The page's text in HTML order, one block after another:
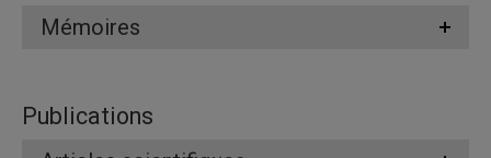
Mémoires
Publications